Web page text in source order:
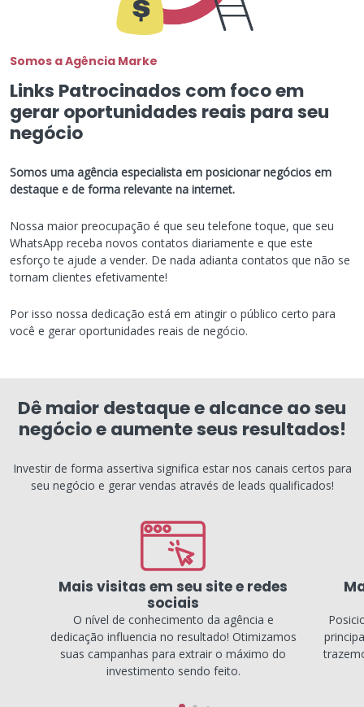
Somos a Agência Marke
Links Patrocinados com foco em
gerar oportunidades reais para seu
negócio
Somos uma agência especialista em posicionar negócios em
destaque e de forma relevante na internet.
Nossa maior preocupação é que seu telefone toque, que seu
WhatsApp receba novos contatos diariamente e que este
esforço te ajude a vender. De nada adianta contatos que não se
tornam clientes efetivamente!
Por isso nossa dedicação está em atingir o público certo para
você e gerar oportunidades reais de negócio.
Dê maior destaque e alcance ao seu
negócio e aumente seus resultados!
Investir de forma assertiva significa estar nos canais certos para
seu negócio e gerar vendas através de leads qualificados!
Mais visitas em seu site e redes
sociais
O nível de conhecimento da agência e
dedicação influencia no resultado! Otimizamos
suas campanhas para extrair o máximo do
investimento sendo feito.